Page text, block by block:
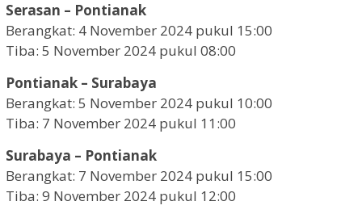
Serasan – Pontianak
Berangkat: 4 November 2024 pukul 15:00
Tiba: 5 November 2024 pukul 08:00
Pontianak – Surabaya
Berangkat: 5 November 2024 pukul 10:00
Tiba: 7 November 2024 pukul 11:00
Surabaya – Pontianak
Berangkat: 7 November 2024 pukul 15:00
Tiba: 9 November 2024 pukul 12:00